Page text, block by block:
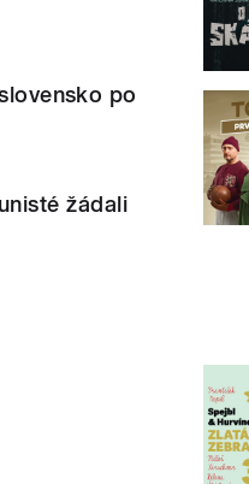
po
žádali